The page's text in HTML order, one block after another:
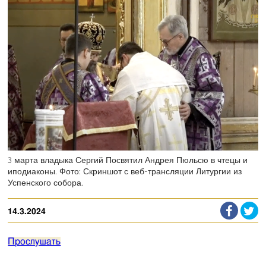
3 марта владыка Сергий Посвятил Андрея Пюльсю в чтецы и
иподиаконы. Фото: Скриншот с веб-трансляции Литургии из
Успенского собора.
14.3.2024
Прослушать